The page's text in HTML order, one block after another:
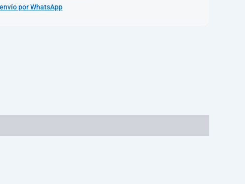
por WhatsApp